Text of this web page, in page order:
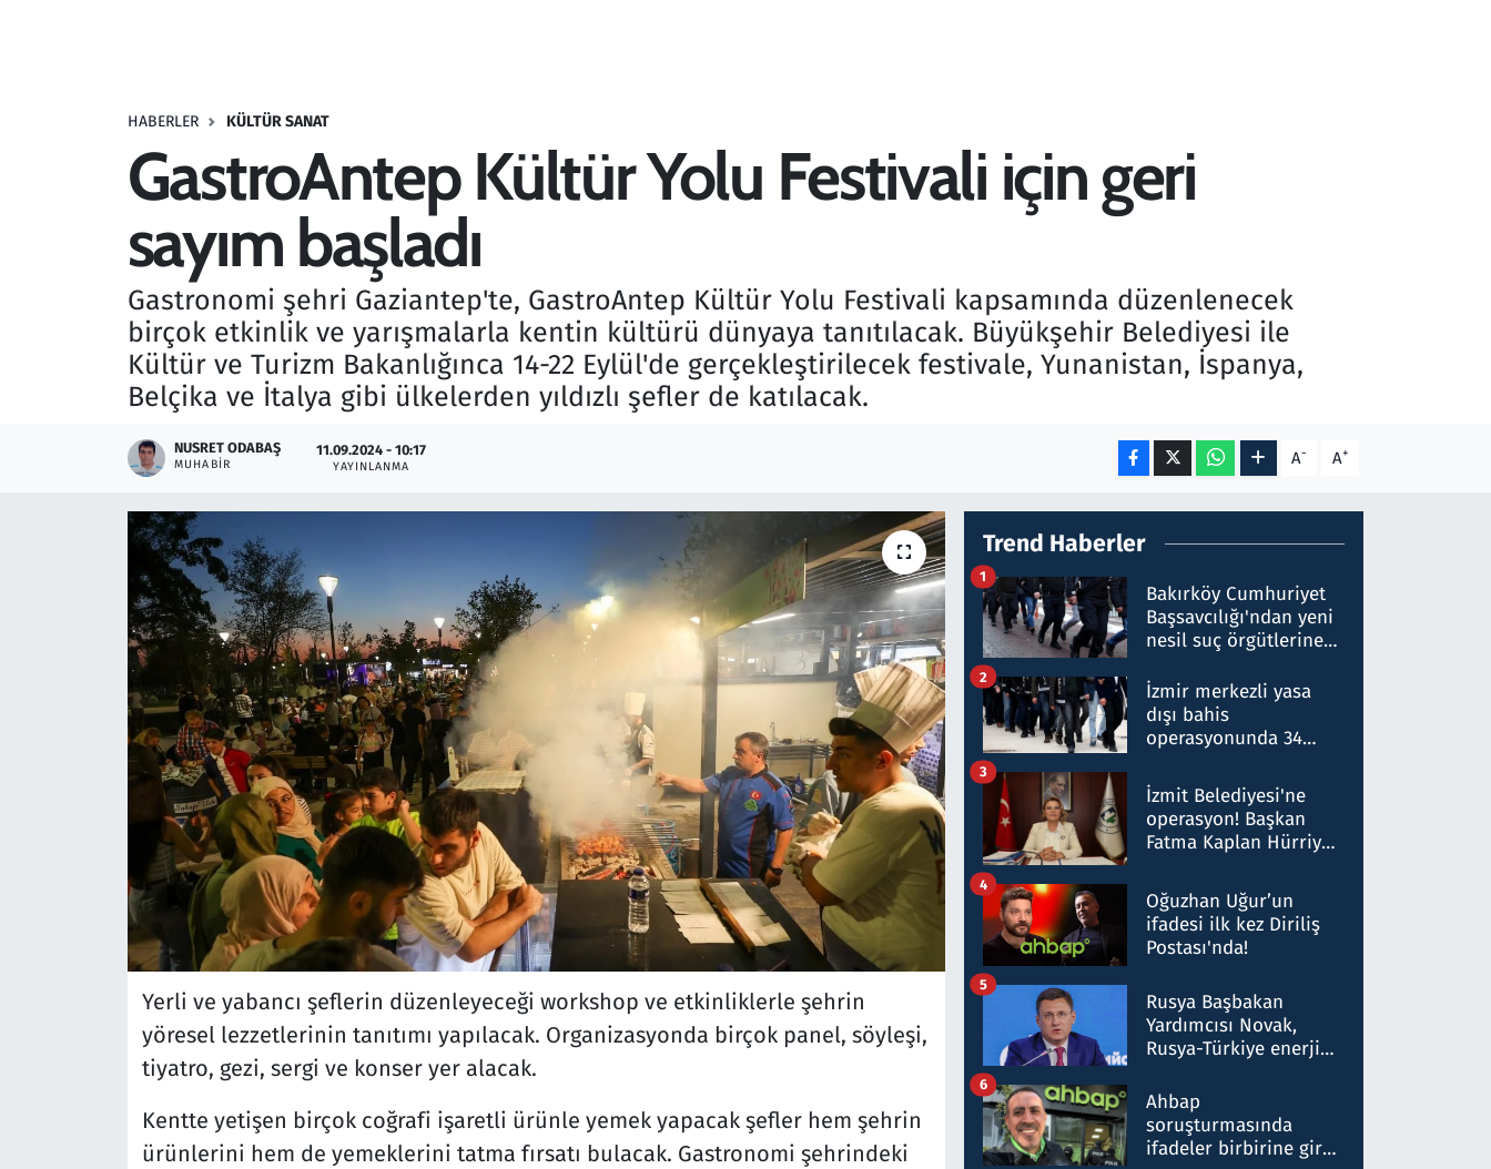
HABERLER KÜLTÜR SANAT
GastroAntep Kültür Yolu Festivali için geri
sayım başladı
Gastronomi şehri Gaziantep'te, GastroAntep Kültür Yolu Festivali kapsamında düzenlenecek
birçok etkinlik ve yarışmalarla kentin kültürü dünyaya tanıtılacak. Büyükşehir Belediyesi ile
Kültür ve Turizm Bakanlığınca 14-22 Eylül'de gerçekleştirilecek festivale, Yunanistan, İspanya,
Belçika ve İtalya gibi ülkelerden yıldızlı şefler de katılacak.
NUSRET ODABAŞ
MUHABIR
11.09.2024 - 10:17
YAYINLANMA A- A+
Yerli ve yabancı şeflerin düzenleyeceği workshop ve etkinliklerle şehrin
yöresel lezzetlerinin tanıtımı yapılacak. Organizasyonda birçok panel, söyleşi,
tiyatro, gezi, sergi ve konser yer alacak.
Kentte yetişen birçok coğrafi işaretli ürünle yemek yapacak şefler hem şehrin
ürünlerini hem de yemeklerini tatma fırsatı bulacak. Gastronomi şehrindeki
Trend Haberler
Bakırköy Cumhuriyet
Başsavcılığı'ndan yeni
nesil suç örgütlerine
hakkında gözaltı kararı
1
İzmir merkezli yasa
dışı bahis
operasyonunda 34
Milyar liralık para
trafiği tespit edildi
2
İzmit Belediyesi'ne
operasyon! Başkan
Fatma Kaplan Hürriyet
3
Oğuzhan Uğur’un
ifadesi ilk kez Diriliş
Postası'nda!
4
Rusya Başbakan
Yardımcısı Novak,
Rusya-Türkiye enerji
nitelikte olduğunu
belirtti
5
Ahbap
soruşturmasında
ifadeler birbirine girdi:
6
Teknoloji ve Bilim
Televizyon